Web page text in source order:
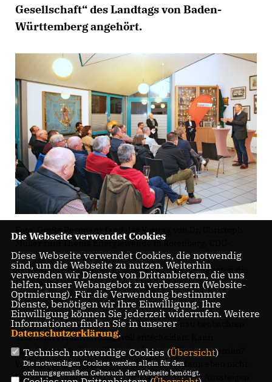
Gesellschaft“ des Landtags von Baden-
Württemberg angehört.
Foto: Große Resonanz fand der Vortrag von Dr. Christoph
Vorsitzende Katrin Wagner (links) und
Landtagsabgeordnete Christiane Staab (Mitte) leiteten die
Diskussion.
Man muss die Versorgungssicherheit genau beobachten
und dann verantwortungsvoll entscheiden: Kann
beispielsweise dieses Kohlekraftwerk stillgelegt werden?
Wenn ja, dann ist ja alles gut. Wenn nein, dann eben nicht.
Ein Stilllegen um des Stilllegens willen und ein Aussteigen
Die Webseite verwendet Cookies
Diese Webseite verwendet Cookies, die notwendig
sind, um die Webseite zu nutzen. Weiterhin
verwenden wir Dienste von Drittanbietern, die uns
helfen, unser Webangebot zu verbessern (Website-
Optmierung). Für die Verwendung bestimmter
Dienste, benötigen wir Ihre Einwilligung. Ihre
Einwilligung können Sie jederzeit widerrufen. Weitere
Informationen finden Sie in unserer
Datenschutzerklärung.
Technisch notwendige Cookies (Übersicht)
Die notwendigen Cookies werden allein für den
ordnungsgemäßen Gebrauch der Webseite benötigt.